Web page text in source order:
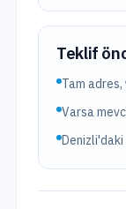
Teklif
Tam
Varsa